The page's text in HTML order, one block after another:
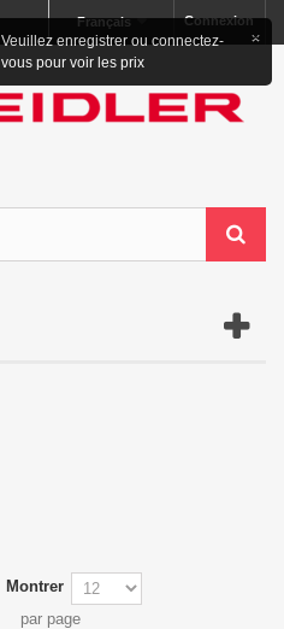
Connexion
Français
Montrer
par page
×
Veuillez enregistrer ou connectez-
vous pour voir les prix